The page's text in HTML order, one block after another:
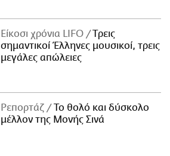
Είκοσι χρόνια LIFO
Tρεις
σημαντικοί Έλληνες μουσικοί, τρεις
μεγάλες απώλειες
Ρεπορτάζ
Το θολό και δύσκολο
μέλλον της Μονής Σινά